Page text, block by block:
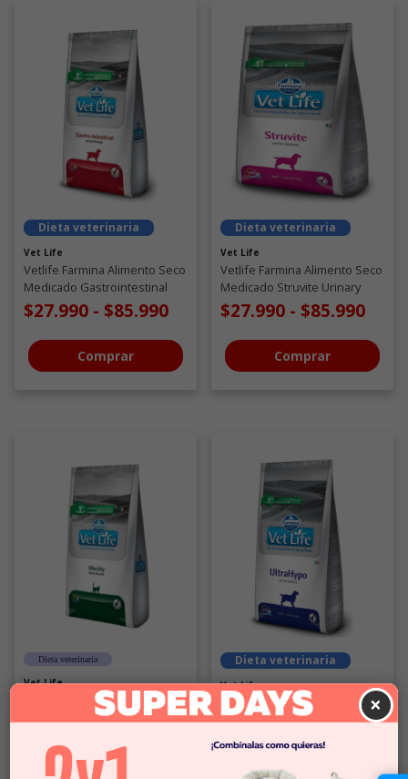
×
Dieta veterinaria
Vet Life
Vetlife Farmina Alimento Seco
Medicado Gastrointestinal
Perro
$27.990 - $85.990
Comprar
Dieta veterinaria
Vet Life
Vetlife Farmina Alimento Seco
Medicado Struvite Urinary
Perro
$27.990 - $85.990
Comprar
Dieta veterinaria
Vet Life
Vetlife farmina alimento seco
medicado obesity gato 2 KG
$28.990
Dieta veterinaria
Vet Life
Vetlife Farmina Alimento Seco
Medicado Ultrahypo Perro
$32.990